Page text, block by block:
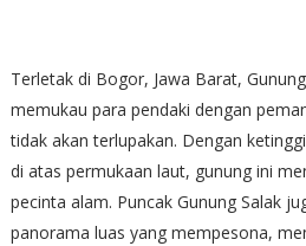
Terletak di Bogor, Jawa Barat,
memukau para pendaki dengan
tidak akan terlupakan. Dengan
di atas permukaan laut, gunung ini
pecinta alam. Puncak Gunung Salak
panorama luas yang mempesona,